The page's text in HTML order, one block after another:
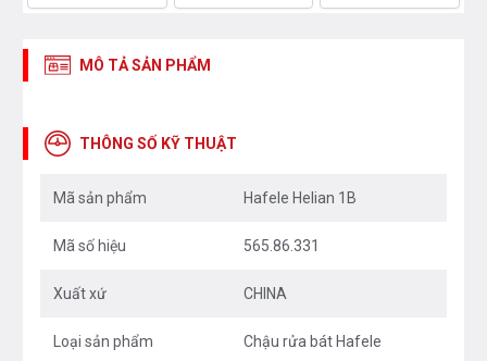
MÔ TẢ SẢN PHẨM
THÔNG SỐ KỸ THUẬT
Mã sản phẩm Hafele Helian 1B
Mã số hiệu 565.86.331
Xuất xứ CHINA
Loại sản phẩm Chậu rửa bát Hafele